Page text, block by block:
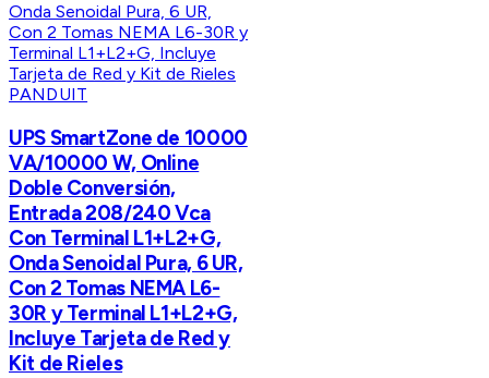
PANDUIT
UPS SmartZone de 10000
VA/10000 W, Online
Doble Conversión,
Entrada 208/240 Vca
Con Terminal L1+L2+G,
Onda Senoidal Pura, 6 UR,
Con 2 Tomas NEMA L6-
30R y Terminal L1+L2+G,
Incluye Tarjeta de Red y
Kit de Rieles